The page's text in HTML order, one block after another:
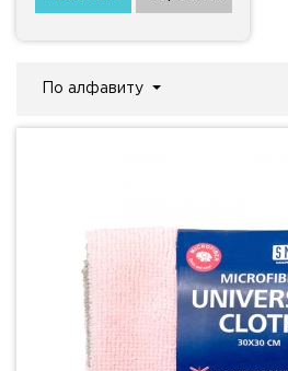
По алфавиту